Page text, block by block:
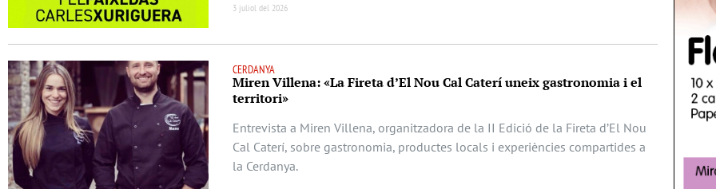
3 juliol del 2026
CERDANYA
Miren Villena: «La Fireta d’El Nou Cal Caterí uneix gastronomia i el
territori»
Entrevista a Miren Villena, organitzadora de la II Edició de la Fireta d’El Nou
Cal Caterí, sobre gastronomia, productes locals i experiències compartides a
la Cerdanya.